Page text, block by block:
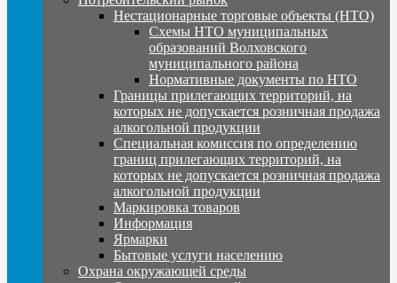
Нестационарные торговые объекты (НТО)
Схемы НТО муниципальных
образований Волховского
муниципального района
Нормативные документы по НТО
Границы прилегающих территорий, на
которых не допускается розничная продажа
алкогольной продукции
Специальная комиссия по определению
границ прилегающих территорий, на
которых не допускается розничная продажа
алкогольной продукции
Маркировка товаров
Информация
Ярмарки
Бытовые услуги населению
Охрана окружающей среды